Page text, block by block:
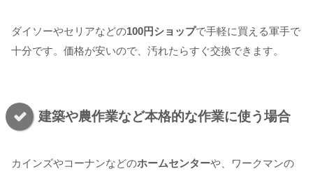
ダイソーやセリアなどの100円ショップで手軽に買える軍手で
十分です。価格が安いので、汚れたらすぐ交換できます。
建築や農作業など本格的な作業に使う場合
カインズやコーナンなどのホームセンターや、ワークマンの